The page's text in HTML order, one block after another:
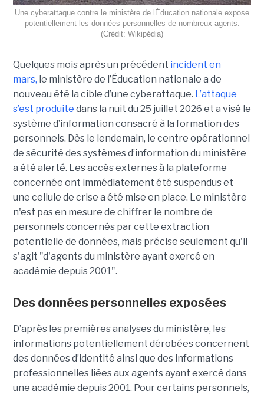
Une cyberattaque contre le ministère de lÉducation nationale expose
potentiellement les données personnelles de nombreux agents.
(Crédit: Wikipédia)
Quelques mois après un précédent incident en
mars, le ministère de l’Éducation nationale a de
nouveau été la cible d’une cyberattaque. L’attaque
s’est produite dans la nuit du 25 juillet 2026 et a visé le
système d’information consacré à la formation des
personnels. Dès le lendemain, le centre opérationnel
de sécurité des systèmes d’information du ministère
a été alerté. Les accès externes à la plateforme
concernée ont immédiatement été suspendus et
une cellule de crise a été mise en place. Le ministère
n'est pas en mesure de chiffrer le nombre de
personnels concernés par cette extraction
potentielle de données, mais précise seulement qu'il
s'agit "d'agents du ministère ayant exercé en
académie depuis 2001".
Des données personnelles exposées
D’après les premières analyses du ministère, les
informations potentiellement dérobées concernent
des données d’identité ainsi que des informations
professionnelles liées aux agents ayant exercé dans
une académie depuis 2001. Pour certains personnels,